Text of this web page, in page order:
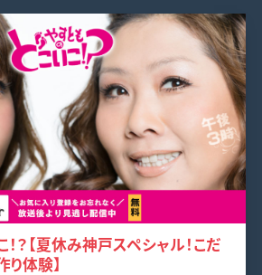
？【夏休み神戸スペシャル！こだ
り体験】